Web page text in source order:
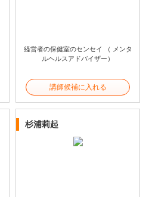
経営者の保健室のセンセイ （ メンタ
ルヘルスアドバイザー）
講師候補に入れる
杉浦莉起